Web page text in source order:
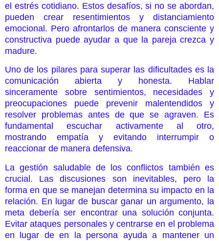
el estrés cotidiano. Estos desafíos, si no se abordan,
pueden crear resentimientos y distanciamiento
emocional. Pero afrontarlos de manera consciente y
constructiva puede ayudar a que la pareja crezca y
madure.
Uno de los pilares para superar las dificultades es la
comunicación abierta y honesta. Hablar
sinceramente sobre sentimientos, necesidades y
preocupaciones puede prevenir malentendidos y
resolver problemas antes de que se agraven. Es
fundamental escuchar activamente al otro,
mostrando empatía y evitando interrumpir o
reaccionar de manera defensiva.
La gestión saludable de los conflictos también es
crucial. Las discusiones son inevitables, pero la
forma en que se manejan determina su impacto en la
relación. En lugar de buscar ganar un argumento, la
meta debería ser encontrar una solución conjunta.
Evitar ataques personales y centrarse en el problema
en lugar de en la persona ayuda a mantener un